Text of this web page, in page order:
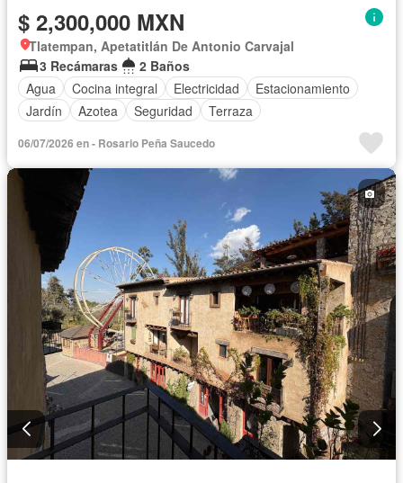
$ 2,300,000 MXN
Tlatempan, Apetatitlán De Antonio Carvajal
3 Recámaras
2 Baños
Agua
Cocina integral Electricidad
Estacionamiento
Jardín
Azotea Seguridad Terraza
06/07/2026 en - Rosario Peña Saucedo